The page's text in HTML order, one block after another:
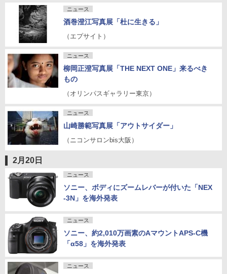
ニュース
酒巻澄江写真展「杜に生きる」
（エプサイト）
ニュース
柳岡正澄写真展「THE NEXT ONE」来るべき
もの
（オリンパスギャラリー東京）
ニュース
山崎勝範写真展「アウトサイダー」
（ニコンサロンbis大阪）
2月20日
ニュース
ソニー、ボディにズームレバーが付いた「NEX
-3N」を海外発表
ニュース
ソニー、約2,010万画素のAマウントAPS-C機
「α58」を海外発表
ニュース